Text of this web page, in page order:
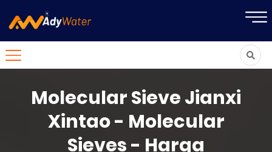
Molecular Sieve Jianxi
Xintao - Molecular
Sieves - Harga